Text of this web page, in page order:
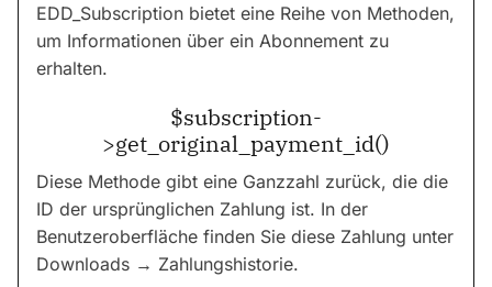
EDD_Subscription bietet eine Reihe von Methoden,
um Informationen über ein Abonnement zu
erhalten.
$subscription-
>get_original_payment_id()
Diese Methode gibt eine Ganzzahl zurück, die die
ID der ursprünglichen Zahlung ist. In der
Benutzeroberfläche finden Sie diese Zahlung unter
Downloads → Zahlungshistorie.